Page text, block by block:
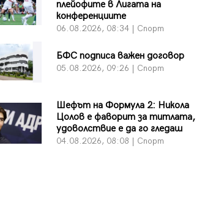
плейофите в Лигата на
конференциите
06.08.2026, 08:34 | Спорт
БФC подписа важен договор
05.08.2026, 09:26 | Спорт
Шефът на Формула 2: Никола
Цолов е фаворит за титлата,
удоволствие е да го гледаш
04.08.2026, 08:08 | Спорт